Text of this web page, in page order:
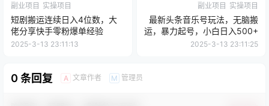
副业项目 实操项目
短剧搬运连续日入4位数，大
佬分享快手零粉爆单经验
2025-3-13 23:11:13
副业项目 实操项目
最新头条音乐号玩法，无脑搬
运，暴力起号，小白日入500+
2025-3-13 23:11:25
0 条回复 A 文章作者 M 管理员